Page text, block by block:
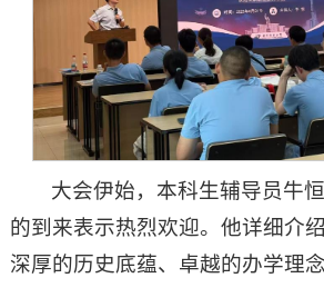
大会伊始，本科生辅导员牛
的到来表示热烈欢迎。他详细介
深厚的历史底蕴、卓越的办学理